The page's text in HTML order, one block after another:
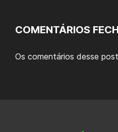
COMENTÁRIOS
Os comentários desse